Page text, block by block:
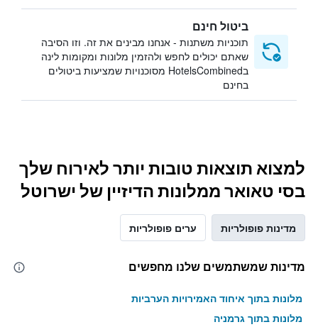
ביטול חינם
תוכניות משתנות - אנחנו מבינים את זה. וזו הסיבה
שאתם יכולים לחפש ולהזמין מלונות ומקומות לינה
בHotelsCombined מסוכנויות שמציעות ביטולים
בחינם
למצוא תוצאות טובות יותר לאירוח שלך
בסי טאואר ממלונות הדיזיין של ישרוטל
מדינות פופולריות ערים פופולריות
מדינות שמשתמשים שלנו מחפשים
מלונות בתוך איחוד האמירויות הערביות
מלונות בתוך גרמניה